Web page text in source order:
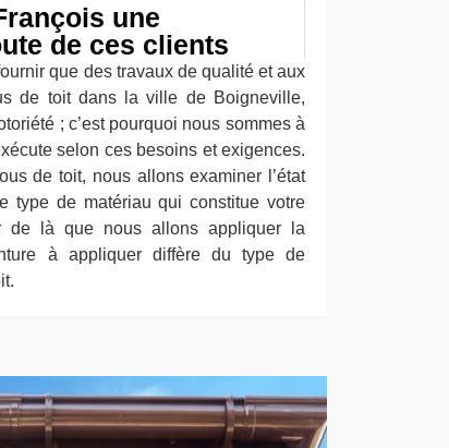
une
de ces clients
que des travaux de qualité et aux
de toit dans la ville de Boigneville,
; c’est pourquoi nous sommes à
selon ces besoins et exigences.
de toit, nous allons examiner l’état
type de matériau qui constitue votre
de là que nous allons appliquer la
à appliquer diffère du type de